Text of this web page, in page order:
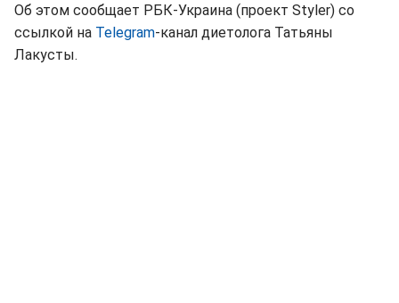
Об этом сообщает РБК-Украина (проект Styler) со
ссылкой на Telegram-канал диетолога Татьяны
Лакусты.